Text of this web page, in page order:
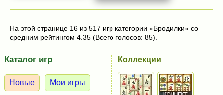
На этой странице 16 из 517 игр категории «Бродилки» со
средним рейтингом 4.35 (Всего голосов: 85).
Каталог игр
Новые Мои игры
Коллекции